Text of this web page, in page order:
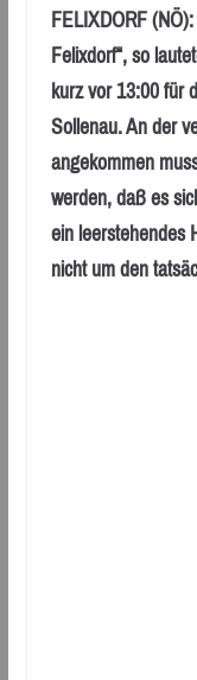
FELIXDORF
Felixdorf“, so
kurz vor 13:00 für
Sollenau. An der
angekommen
werden, daß es
ein leerstehendes
nicht um den